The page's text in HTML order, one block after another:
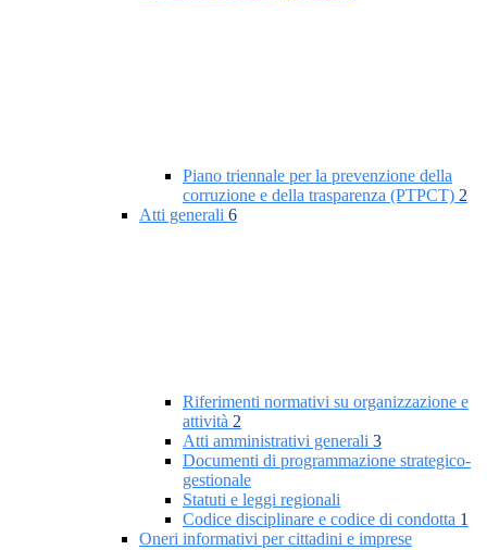
Piano triennale per la prevenzione della
corruzione e della trasparenza (PTPCT) 2
Atti generali 6
Riferimenti normativi su organizzazione e
attività 2
Atti amministrativi generali 3
Documenti di programmazione strategico-
gestionale
Statuti e leggi regionali
Codice disciplinare e codice di condotta 1
Oneri informativi per cittadini e imprese